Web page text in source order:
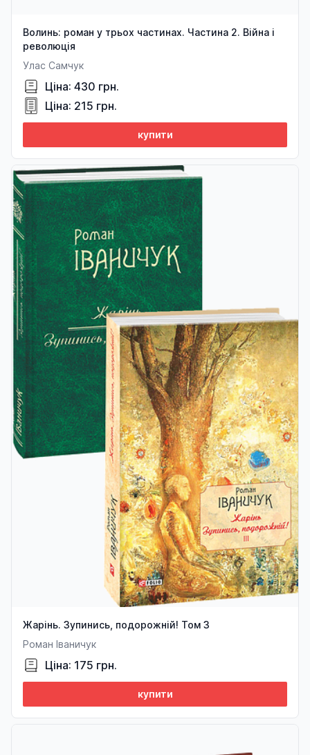
Волинь: роман у трьох частинах. Частина 2. Війна і
революція
Улас Самчук
Ціна: 430 грн.
Ціна: 215 грн.
купити
Жарінь. Зупинись, подорожній! Том 3
Роман Іваничук
Ціна: 175 грн.
купити